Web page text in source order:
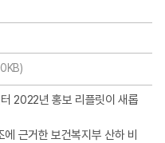
2022년 홍보 리플릿이 새롭
근거한 보건복지부 산하 비